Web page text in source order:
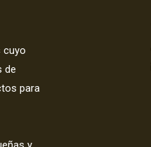
cuyo
de
para